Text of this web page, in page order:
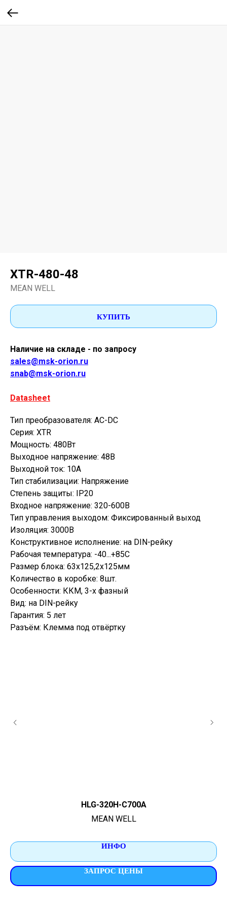
XTR-480-48
MEAN WELL
КУПИТЬ
Наличие на складе - по запросу
sales@msk-orion.ru
snab@msk-orion.ru
Datasheet
Тип преобразователя: AC-DC
Серия: XTR
Мощность: 480Вт
Выходное напряжение: 48В
Выходной ток: 10А
Тип стабилизации: Напряжение
Степень защиты: IP20
Входное напряжение: 320-600В
Тип управления выходом: Фиксированный выход
Изоляция: 3000В
Конструктивное исполнение: на DIN-рейку
Рабочая температура: -40...+85С
Размер блока: 63x125,2x125мм
Количество в коробке: 8шт.
Особенности: ККМ, 3-х фазный
Вид: на DIN-рейку
Гарантия: 5 лет
Разъём: Клемма под отвёртку
HLG-320H-C700A
MEAN WELL
ИНФО
ЗАПРОС ЦЕНЫ